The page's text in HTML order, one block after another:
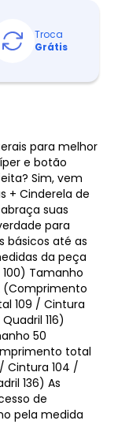
Troca
Grátis
para melhor
e botão
Sim, vem
+ Cinderela de
suas
para
básicos até as
da peça
Tamanho
(Comprimento
109 / Cintura
116)
50
total
Cintura 104 /
136) As
de
pela medida